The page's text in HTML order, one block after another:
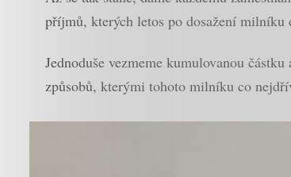
příjmů, kterých letos po dosažení milníku
Jednoduše vezmeme kumulovanou
způsobů, kterými tohoto milníku co